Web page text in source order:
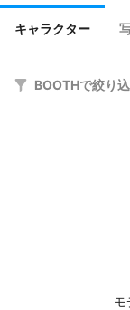
キャラクター
BOOTHで絞り
モ